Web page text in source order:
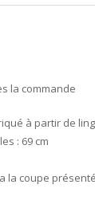
la commande
à partir de
: 69 cm
la coupe